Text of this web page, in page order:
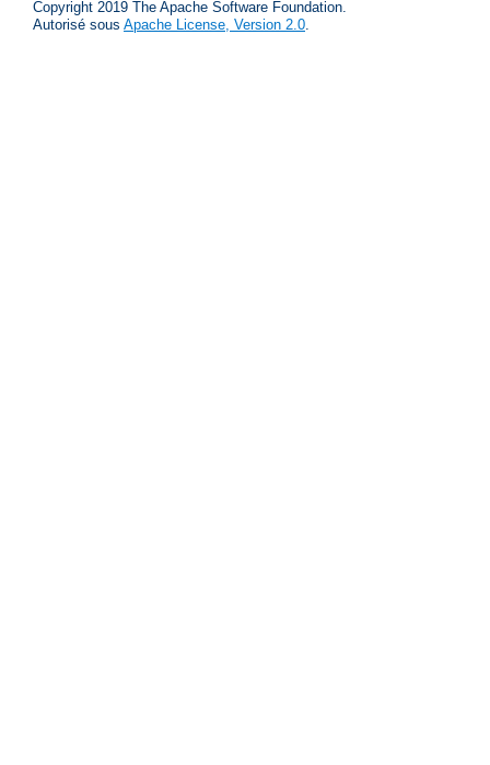
Copyright 2019 The Apache Software Foundation.
Autorisé sous Apache License, Version 2.0.